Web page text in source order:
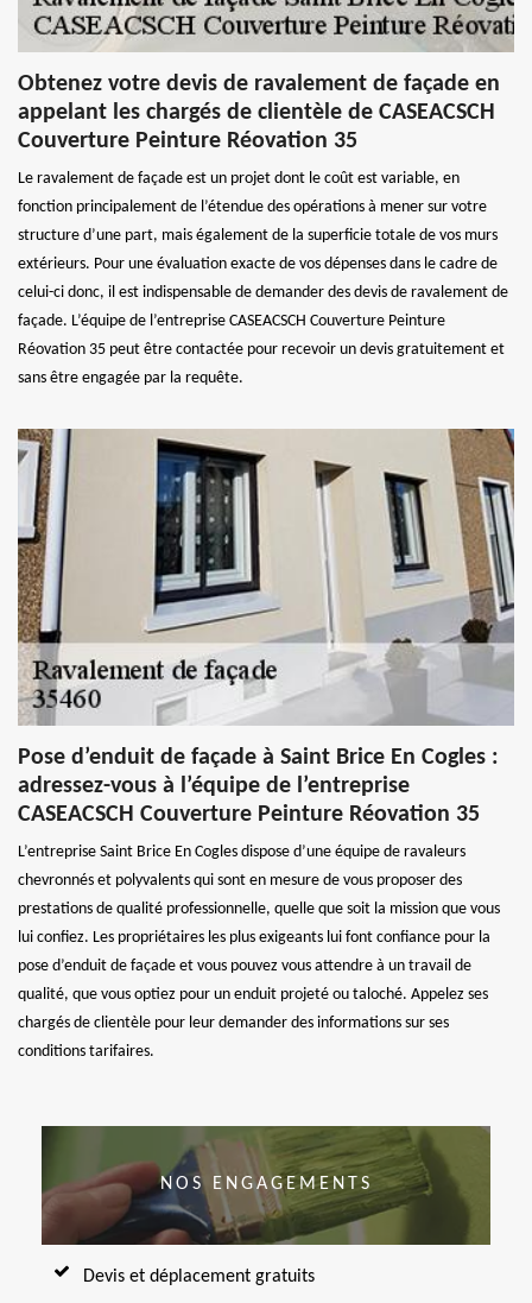
Obtenez votre devis de ravalement de façade en
appelant les chargés de clientèle de CASEACSCH
Couverture Peinture Réovation 35
Le ravalement de façade est un projet dont le coût est variable, en
fonction principalement de l’étendue des opérations à mener sur votre
structure d’une part, mais également de la superficie totale de vos murs
extérieurs. Pour une évaluation exacte de vos dépenses dans le cadre de
celui-ci donc, il est indispensable de demander des devis de ravalement de
façade. L’équipe de l’entreprise CASEACSCH Couverture Peinture
Réovation 35 peut être contactée pour recevoir un devis gratuitement et
sans être engagée par la requête.
Pose d’enduit de façade à Saint Brice En Cogles :
adressez-vous à l’équipe de l’entreprise
CASEACSCH Couverture Peinture Réovation 35
L’entreprise Saint Brice En Cogles dispose d’une équipe de ravaleurs
chevronnés et polyvalents qui sont en mesure de vous proposer des
prestations de qualité professionnelle, quelle que soit la mission que vous
lui confiez. Les propriétaires les plus exigeants lui font confiance pour la
pose d’enduit de façade et vous pouvez vous attendre à un travail de
qualité, que vous optiez pour un enduit projeté ou taloché. Appelez ses
chargés de clientèle pour leur demander des informations sur ses
conditions tarifaires.
NOS ENGAGEMENTS
Devis et déplacement gratuits